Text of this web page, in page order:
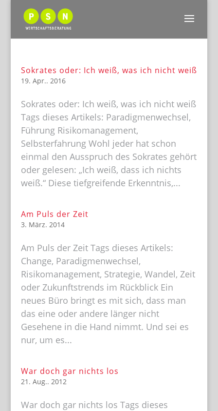
Sokrates oder: Ich weiß, was ich nicht weiß
19. Apr.. 2016
Sokrates oder: Ich weiß, was ich nicht weiß
Tags dieses Artikels: Paradigmenwechsel,
Führung Risikomanagement,
Selbsterfahrung Wohl jeder hat schon
einmal den Ausspruch des Sokrates gehört
oder gelesen: „Ich weiß, dass ich nichts
weiß.“ Diese tiefgreifende Erkenntnis,...
Am Puls der Zeit
3. März. 2014
Am Puls der Zeit Tags dieses Artikels:
Change, Paradigmenwechsel,
Risikomanagement, Strategie, Wandel, Zeit
oder Zukunftstrends im Rückblick Ein
neues Büro bringt es mit sich, dass man
das eine oder andere länger nicht
Gesehene in die Hand nimmt. Und sei es
nur, um es...
War doch gar nichts los
21. Aug.. 2012
War doch gar nichts los Tags dieses